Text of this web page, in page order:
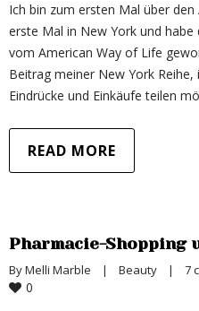
Ich bin zum ersten Mal über
erste Mal in New York und
vom American Way of Life
Beitrag meiner New York
Eindrücke und Einkäufe teilen
READ MORE
Pharmacie-Shopping
By Melli Marble | Beauty | 7
0